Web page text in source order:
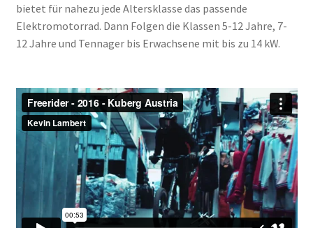
bietet für nahezu jede Altersklasse das passende
Elektromotorrad. Dann Folgen die Klassen 5-12 Jahre, 7-
12 Jahre und Tennager bis Erwachsene mit bis zu 14 kW.